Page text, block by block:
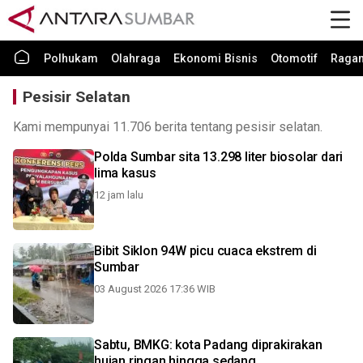
Polhukam Olahraga Ekonomi Bisnis Otomotif
Pesisir Selatan
Kami mempunyai 11.706 berita tentang pesisir selatan.
Polda Sumbar sita 13.298 liter biosolar dari
lima kasus
12 jam lalu
Bibit Siklon 94W picu cuaca ekstrem di
Sumbar
03 August 2026 17:36 WIB
Sabtu, BMKG: kota Padang diprakirakan